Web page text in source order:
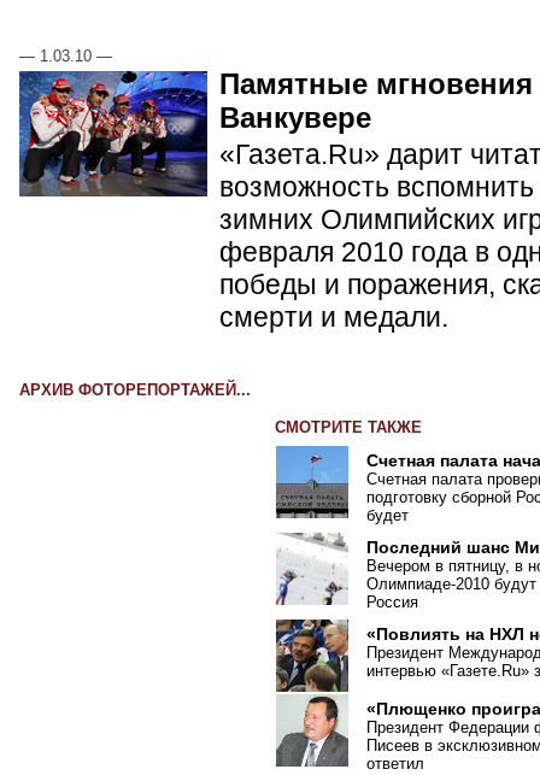
— 1.03.10 —
Памятные
Ванкувере
«Газета.Ru» дарит
возможность
зимних Олимпийских
февраля 2010 года в
победы и поражения,
смерти и медали.
АРХИВ ФОТОРЕПОРТАЖЕЙ...
СМОТРИТЕ ТАКЖЕ
Счетная палата
Счетная палата
подготовку сборной
будет
Последний шанс
Вечером в пятницу, в
Олимпиаде-2010
Россия
«Повлиять на НХЛ
Президент
интервью «Газете.Ru»
«Плющенко
Президент Федерации
Писеев в
ответил